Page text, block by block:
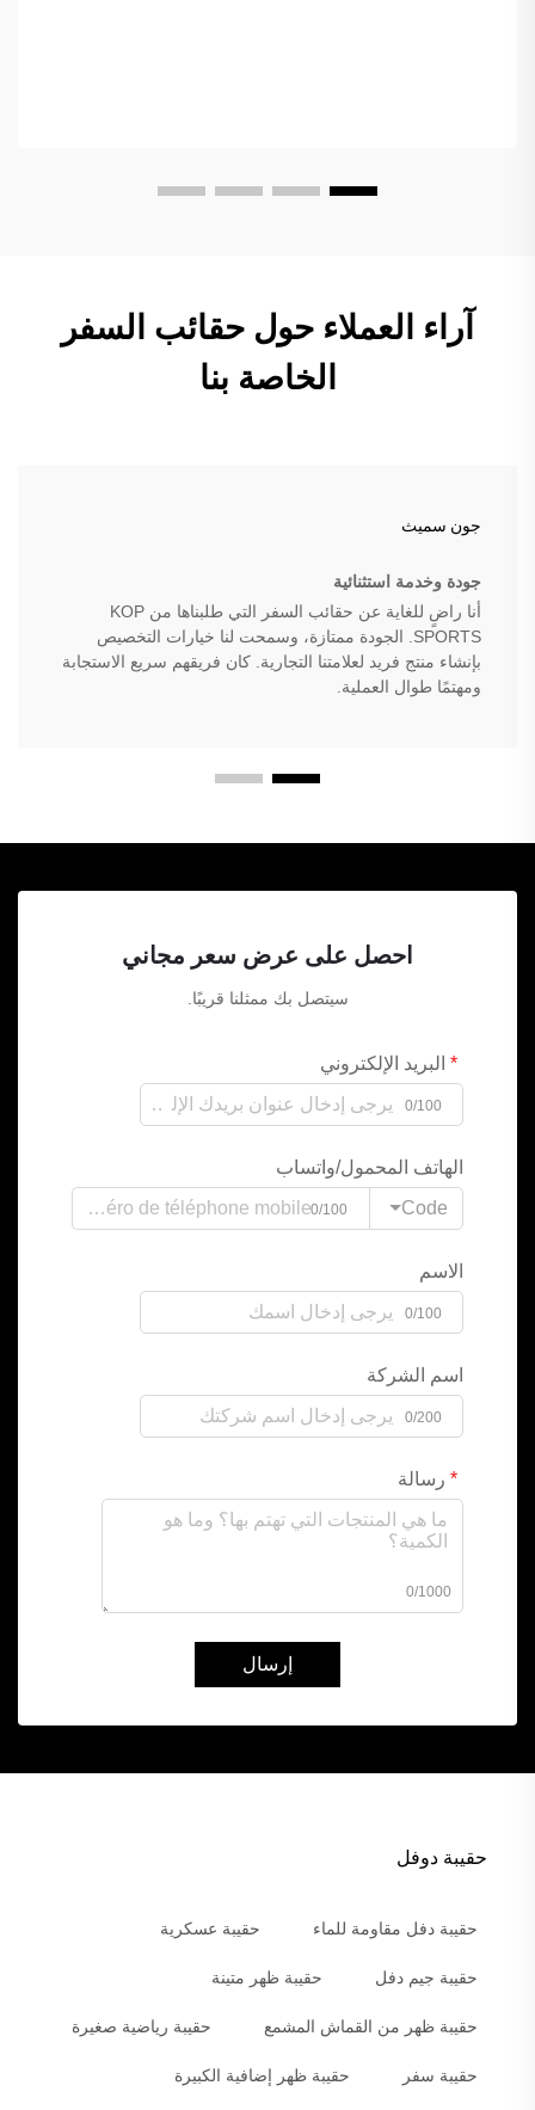
آراء العملاء حول حقائب السفر
الخاصة بنا
جون سميث
جودة وخدمة استثنائية
أنا راضٍ للغاية عن حقائب السفر التي طلبناها من KOP
SPORTS. الجودة ممتازة، وسمحت لنا خيارات التخصيص
بإنشاء منتج فريد لعلامتنا التجارية. كان فريقهم سريع الاستجابة
ومهتمًا طوال العملية.
احصل على عرض سعر مجاني
سيتصل بك ممثلنا قريبًا.
البريد الإلكتروني
0/100
الهاتف المحمول/واتساب
Code
0/100
الاسم
0/100
اسم الشركة
0/200
رسالة
0/1000
إرسال
حقيبة دوفل
حقيبة دفل مقاومة للماء حقيبة عسكرية
حقيبة جيم دفل حقيبة ظهر متينة
حقيبة ظهر من القماش المشمع حقيبة رياضية صغيرة
حقيبة سفر حقيبة ظهر إضافية الكبيرة